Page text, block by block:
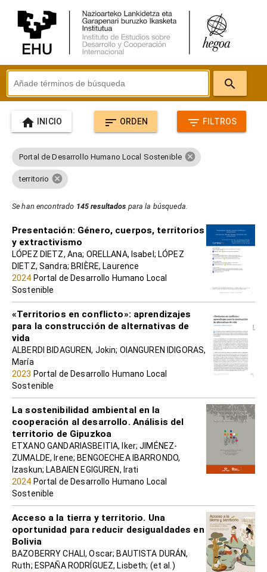
search
home INICIO sort ORDEN filter_list FILTROS
Portal de Desarrollo Humano Local Sostenible cancel
territorio cancel
Se han encontrado 145 resultados para la búsqueda.
Presentación: Género, cuerpos, territorios
y extractivismo
LÓPEZ DIETZ, Ana; ORELLANA, Isabel; LÓPEZ
DIETZ, Sandra; BRIÈRE, Laurence
2024 Portal de Desarrollo Humano Local
Sostenible
«Territorios en conflicto»: aprendizajes
para la construcción de alternativas de
vida
ALBERDI BIDAGUREN, Jokin; OIANGUREN IDIGORAS,
María
2023 Portal de Desarrollo Humano Local
Sostenible
La sostenibilidad ambiental en la
cooperación al desarrollo. Análisis del
territorio de Gipuzkoa
ETXANO GANDARIASBEITIA, Iker; JIMÉNEZ-
ZUMALDE, Irene; BENGOECHEA IBARRONDO,
Izaskun; LABAIEN EGIGUREN, Irati
2024 Portal de Desarrollo Humano Local
Sostenible
Acceso a la tierra y territorio. Una
oportunidad para reducir desigualdades en
Bolivia
BAZOBERRY CHALI, Oscar; BAUTISTA DURÁN,
Ruth; ESPAÑA RODRÍGUEZ, Lisbeth; (et al.)